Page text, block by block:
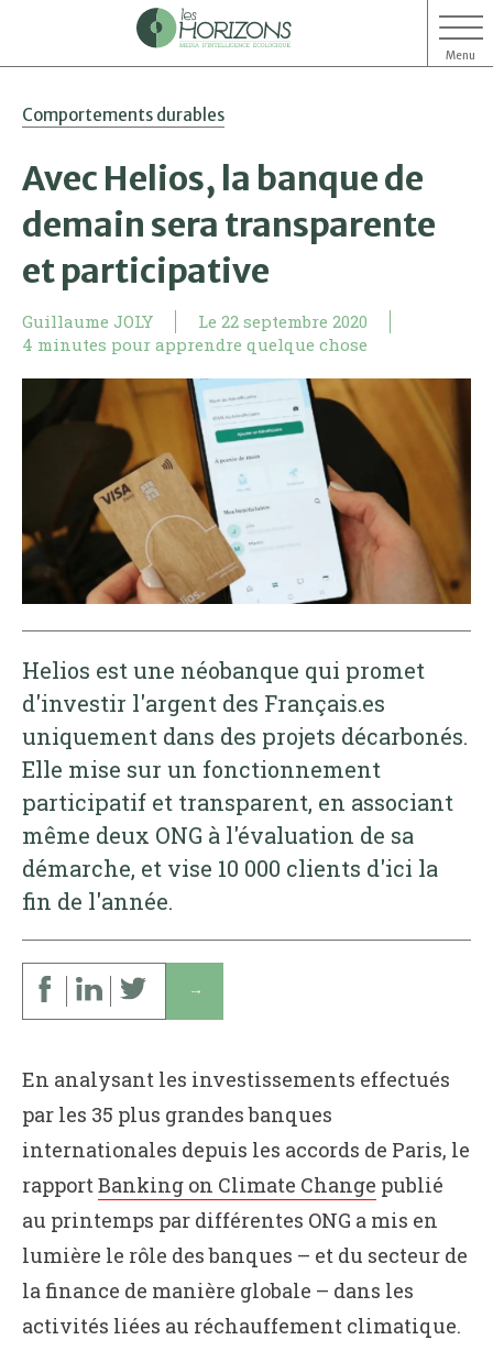
Menu
Comportements durables
Avec Helios, la banque de
demain sera transparente
et participative
Guillaume JOLY Le 22 septembre 2020
4 minutes pour apprendre quelque chose
Helios est une néobanque qui promet
d'investir l'argent des Français.es
uniquement dans des projets décarbonés.
Elle mise sur un fonctionnement
participatif et transparent, en associant
même deux ONG à l'évaluation de sa
démarche, et vise 10 000 clients d'ici la
fin de l'année.
↓
En analysant les investissements effectués
par les 35 plus grandes banques
internationales depuis les accords de Paris, le
rapport Banking on Climate Change publié
au printemps par différentes ONG a mis en
lumière le rôle des banques – et du secteur de
la finance de manière globale – dans les
activités liées au réchauffement climatique.